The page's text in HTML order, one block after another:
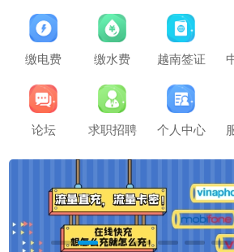
缴电费 缴水费 越南签证
论坛 求职招聘 个人中心